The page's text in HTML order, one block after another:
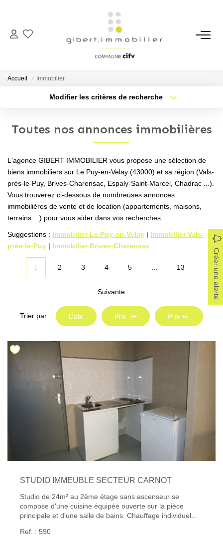
ACHETER
Immeubles
Terrains
LOUER
Appartements
Locaux Professionnels
Maisons
Dossier De Candidature
NOTRE AGENCE
Nos Services
Newsletters
Nous Rejoindre
Accueil Immobilier
Modifier les critères de recherche
Type de bien
Budget max Plus de critères
Créer une alerte
Toutes nos annonces immobilières
L'agence GIBERT IMMOBILIER vous propose une sélection de
biens immobiliers sur Le Puy-en-Velay (43000) et sa région (Vals-
près-le-Puy, Brives-Charensac, Espaly-Saint-Marcel, Chadrac ...).
Vous trouverez ci-dessous de nombreuses annonces
immobilières de vente et de location (appartements, maisons,
terrains ...) pour vous aider dans vos recherches.
Suggestions : Immobilier Le Puy-en-Velay | Immobilier Vals-
près-le-Puy | Immobilier Brives-Charensac
Créer une alerte
1 2 3 4 5 13
Suivante
Trier par : Date Prix -/+ Prix +/-
STUDIO IMMEUBLE SECTEUR CARNOT
Studio de 24m² au 2ème étage sans ascenseur se
compose d'une cuisine équipée ouverte sur la pièce
principale et d'une salle de bains. Chauffage individuel
sur les risques auxquels ce bien est exposé sont
Ref. : 590